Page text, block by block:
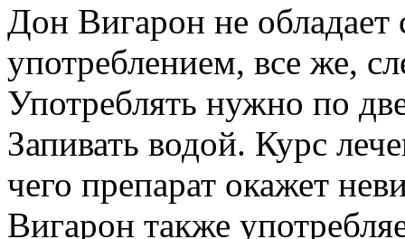
Дон Вигарон не
употреблением, все же,
Употреблять нужно по
Запивать водой. Курс
чего препарат окажет
Вигарон также